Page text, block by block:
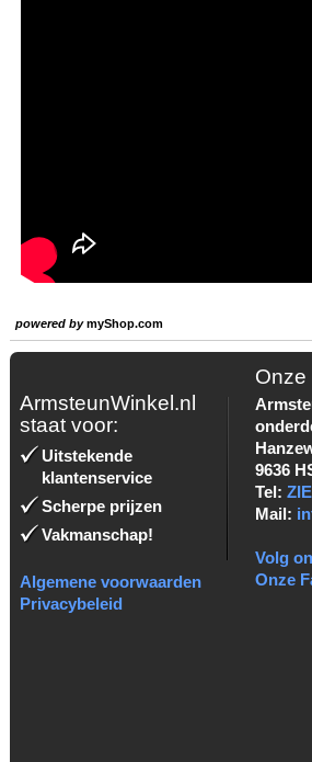
powered bymyShop.com
ArmsteunWinkel.nl
staat voor:
Uitstekende
klantenservice
Scherpe prijzen
Vakmanschap!
Algemene voorwaarden
Privacybeleid
Onze
9636
Tel:
Mail:
Volg
Onze